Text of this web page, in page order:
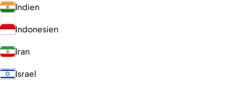
Indien
Indonesien
Iran
Israel